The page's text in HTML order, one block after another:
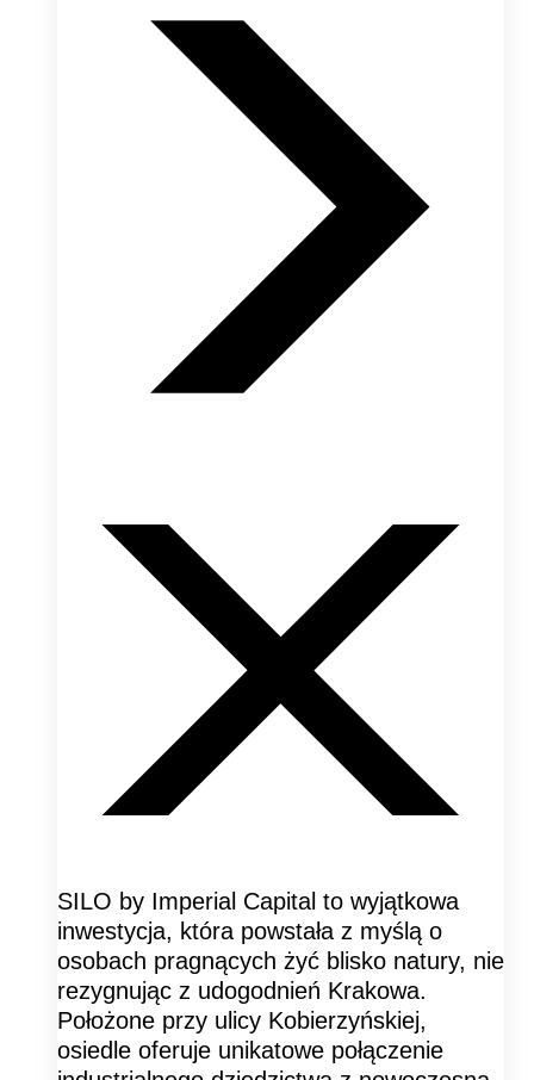
SILO by Imperial Capital to wyjątkowa
inwestycja, która powstała z myślą o
osobach pragnących żyć blisko natury, nie
rezygnując z udogodnień Krakowa.
Położone przy ulicy Kobierzyńskiej,
osiedle oferuje unikatowe połączenie